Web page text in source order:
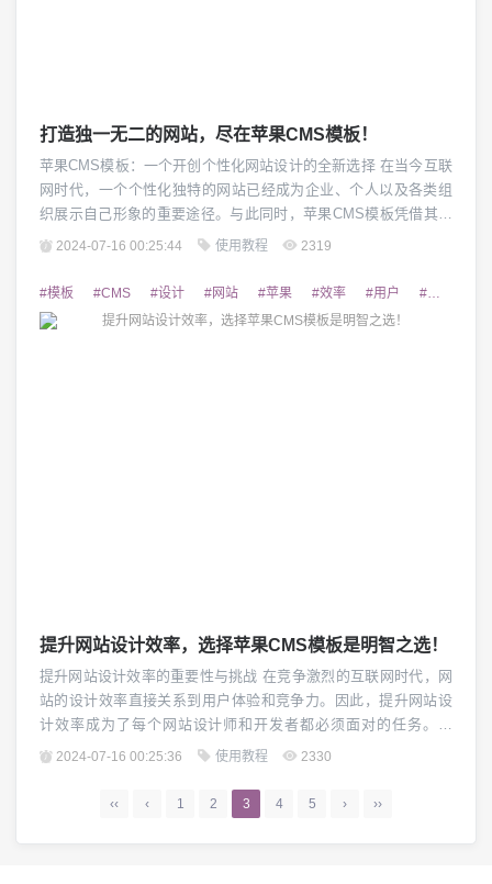
打造独一无二的网站，尽在苹果CMS模板！
苹果CMS模板：一个开创个性化网站设计的全新选择 在当今互联
网时代，一个个性化独特的网站已经成为企业、个人以及各类组
织展示自己形象的重要途径。与此同时，苹果CMS模板凭借其卓
越的设计和灵活的功能在众多CMS模板中脱颖而出。本文将为您
的网站。 1. 完美的视觉设计 苹果CMS模板以其独特的视觉设计
风格而著称。不同于传统的网站...
2024-07-16 00:25:44 使用教程 2319
#模板 #CMS #设计 #网站 #苹果 #效率 #用户 #强大
提升网站设计效率，选择苹果CMS模板是明智之选！
提升网站设计效率的重要性与挑战 在竞争激烈的互联网时代，网
站的设计效率直接关系到用户体验和竞争力。因此，提升网站设
计效率成为了每个网站设计师和开发者都必须面对的任务。然
而，网站设计效率的提升也面临着各种挑战，包括复杂的设计流
模板——提升网站设计效率的明智选择 苹果CMS模板是一款强
大、灵活且易于使用的内容管理系统模板，可...
2024-07-16 00:25:36 使用教程 2330
‹‹ ‹ 1 2 3 4 5 › ››